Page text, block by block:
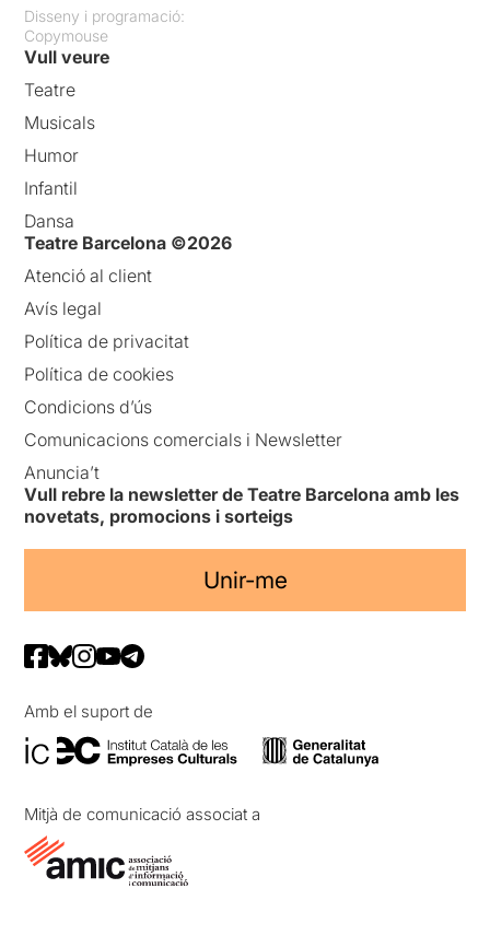
Disseny i programació:
Copymouse
Vull veure
Teatre
Musicals
Humor
Infantil
Dansa
Teatre Barcelona ©2026
Atenció al client
Avís legal
Política de privacitat
Política de cookies
Condicions d’ús
Comunicacions comercials i Newsletter
Anuncia’t
Vull rebre la newsletter de Teatre Barcelona amb les
novetats, promocions i sorteigs
Unir-me
Amb el suport de
Mitjà de comunicació associat a